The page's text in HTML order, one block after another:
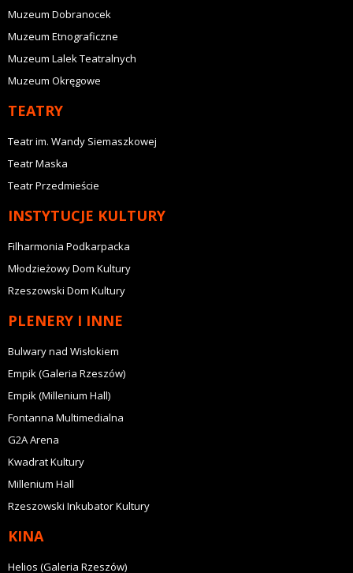
Muzeum Dobranocek
Muzeum Etnograficzne
Muzeum Lalek Teatralnych
Muzeum Okręgowe
TEATRY
Teatr im. Wandy Siemaszkowej
Teatr Maska
Teatr Przedmieście
INSTYTUCJE KULTURY
Filharmonia Podkarpacka
Młodzieżowy Dom Kultury
Rzeszowski Dom Kultury
PLENERY I INNE
Bulwary nad Wisłokiem
Empik (Galeria Rzeszów)
Empik (Millenium Hall)
Fontanna Multimedialna
G2A Arena
Kwadrat Kultury
Millenium Hall
Rzeszowski Inkubator Kultury
KINA
Helios (Galeria Rzeszów)